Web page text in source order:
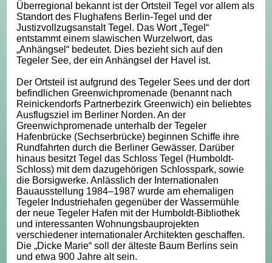
Überregional bekannt ist der Ortsteil Tegel vor allem als
Standort des Flughafens Berlin-Tegel und der
Justizvollzugsanstalt Tegel. Das Wort „Tegel“
entstammt einem slawischen Wurzelwort, das
„Anhängsel“ bedeutet. Dies bezieht sich auf den
Tegeler See, der ein Anhängsel der Havel ist.
Der Ortsteil ist aufgrund des Tegeler Sees und der dort
befindlichen Greenwichpromenade (benannt nach
Reinickendorfs Partnerbezirk Greenwich) ein beliebtes
Ausflugsziel im Berliner Norden. An der
Greenwichpromenade unterhalb der Tegeler
Hafenbrücke (Sechserbrücke) beginnen Schiffe ihre
Rundfahrten durch die Berliner Gewässer. Darüber
hinaus besitzt Tegel das Schloss Tegel (Humboldt-
Schloss) mit dem dazugehörigen Schlosspark, sowie
die Borsigwerke. Anlässlich der Internationalen
Bauausstellung 1984–1987 wurde am ehemaligen
Tegeler Industriehafen gegenüber der Wassermühle
der neue Tegeler Hafen mit der Humboldt-Bibliothek
und interessanten Wohnungsbauprojekten
verschiedener internationaler Architekten geschaffen.
Die „Dicke Marie“ soll der älteste Baum Berlins sein
und etwa 900 Jahre alt sein.